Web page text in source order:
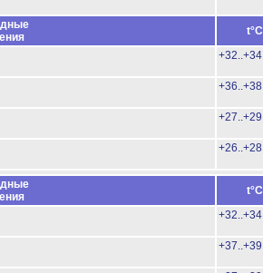
t°C
+32..+34
+36..+38
+27..+29
+26..+28
t°C
+32..+34
+37..+39